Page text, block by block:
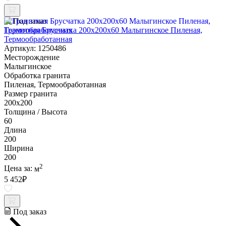
Под заказ
Гранитная Брусчатка 200х200x60 Малыгинское Пиленая,
Термообработанная
Артикул: 1250486
Месторождение
Малыгинское
Обработка гранита
Пиленая, Термообработанная
Размер гранита
200х200
Толщина / Высота
60
Длина
200
Ширина
200
Цена за: м2
5 452₽
Под заказ